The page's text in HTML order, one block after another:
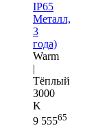
IP65
Металл,
3
года)
Warm
|
Тёплый
3000
K
9 55565